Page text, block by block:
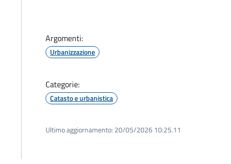
Argomenti:
Urbanizzazione
Categorie:
Catasto e urbanistica
Ultimo aggiornamento: 20/05/2026 10:25.11